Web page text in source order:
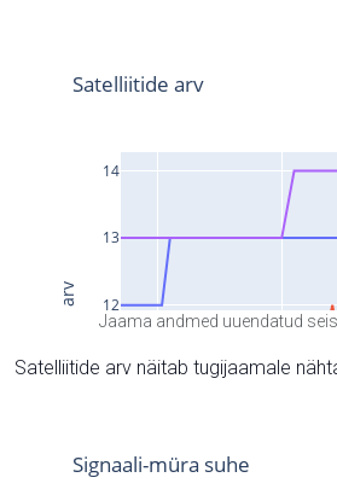
Jaama andmed uuendatud
Satelliitide arv näitab tugijaamale